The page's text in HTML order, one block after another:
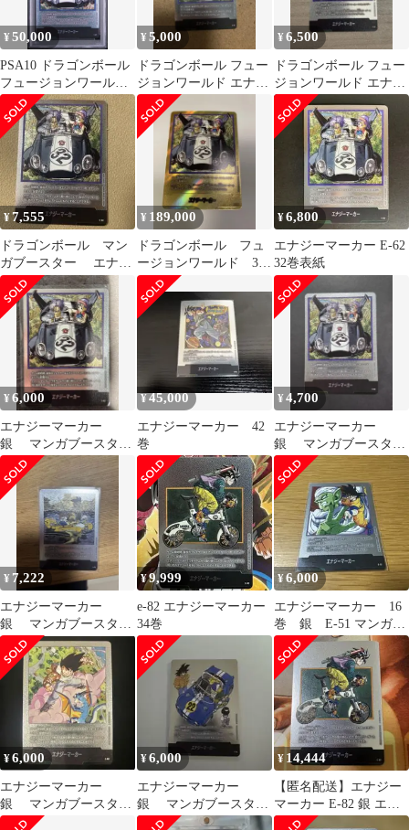
¥50,000
PSA10 ドラゴンボール
フュージョンワールド
エナジーマーカー 銀
E-62
¥5,000
ドラゴンボール フュー
ジョンワールド エナジ
ーマーカー E-62 銀 32
巻
¥6,500
ドラゴンボール フュー
ジョンワールド エナジ
ーマーカー E-62（32
巻）
¥7,555
ドラゴンボール マン
ガブースター エナジ
ーマーカー銀 32巻 E-
62
¥ 189,000
ドラゴンボール フュ
ージョンワールド 32
巻 金 エナジーマー
カー トランクス
¥6,800
エナジーマーカー E-62
32巻表紙
¥6,000
エナジーマーカー
銀 マンガブースター
E-62 32巻 美品
¥45,000
エナジーマーカー 42
巻
¥4,700
エナジーマーカー
銀 マンガブースター
E-62 32巻
¥ 7,222
エナジーマーカー
銀 マンガブースター
E-79 25巻 美品
¥9,999
e-82 エナジーマーカー
34巻
¥6,000
エナジーマーカー 16
巻 銀 E-51 マンガブ
ースター
¥6,000
エナジーマーカー
銀 マンガブースター
E-80 26巻 美品
¥6,000
エナジーマーカー
銀 マンガブースター
E-76 22巻
¥ 14,444
【匿名配送】エナジー
マーカー E-82 銀 エナ
マ マンガブースター 34